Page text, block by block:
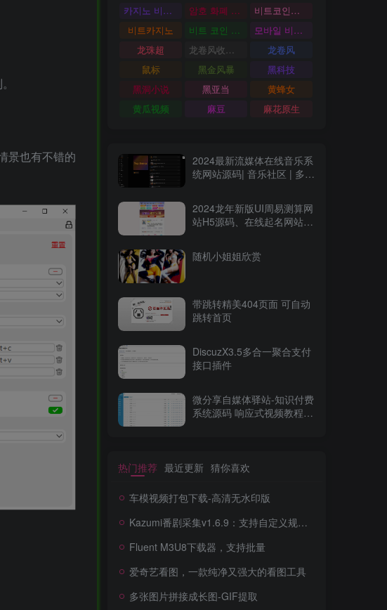
景也有不错的
카지노 비트코인 암호 화폐 카지노
비트코인카지노
비트카지노
비트 코인 온라인 카지노
모바일 비트 코인 카지노
龙珠超
龙卷风收音机
龙卷风
鼠标
黑金风暴
黑科技
黑洞小说
黑亚当
黄蜂女
黄瓜视频
麻豆 麻花原生
2024最新流媒体在线音乐系
统网站源码| 音乐社区 | 多语
2024龙年新版UI周易测算网
站H5源码、在线起名网站源
随机小姐姐欣赏
带跳转精美404页面 可自动
跳转首页
DiscuzX3.5多合一聚合支付
接口插件
微分享自媒体驿站-知识付费
系统源码 响应式视频教程知
热门推荐 最近更新 猜你喜欢
车模视频打包下载-高清无水印版
Kazumi番剧采集v1.6.9：支持自定义规则+在线观看+弹幕，跨平台下载
Fluent M3U8下载器，支持批量
爱奇艺看图，一款纯净又强大的看图工具
多张图片拼接成长图-GIF提取